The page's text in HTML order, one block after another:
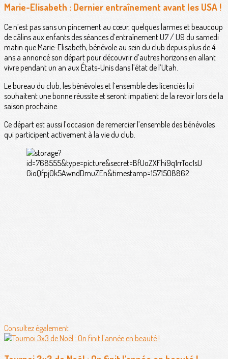
Marie-Elisabeth : Dernier entraînement avant les USA !
Ce n’est pas sans un pincement au cœur, quelques larmes et beaucoup
de câlins aux enfants des séances d’entraînement U7 / U9 du samedi
matin que Marie-Elisabeth, bénévole au sein du club depuis plus de 4
ans a annoncé son départ pour découvrir d’autres horizons en allant
vivre pendant un an aux États-Unis dans l’état de l’Utah.
Le bureau du club, les bénévoles et l’ensemble des licenciés lui
souhaitent une bonne réussite et seront impatient de la revoir lors de la
saison prochaine.
Ce départ est aussi l’occasion de remercier l’ensemble des bénévoles
qui participent activement à la vie du club.
Consultez également